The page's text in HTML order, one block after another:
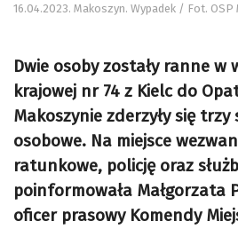
16.04.2023. Makoszyn. Wypadek / Fot. OSP
Dwie osoby zostały ranne
krajowej nr 74 z Kielc do
Makoszynie zderzyły się
osobowe. Na miejsce
ratunkowe, policję oraz
poinformowała Małgorzata
oficer prasowy Komendy